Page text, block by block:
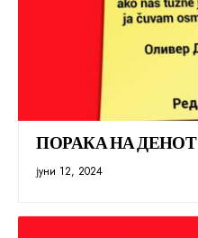
ПОРАКА НА ДЕНОТ
јуни 12, 2024